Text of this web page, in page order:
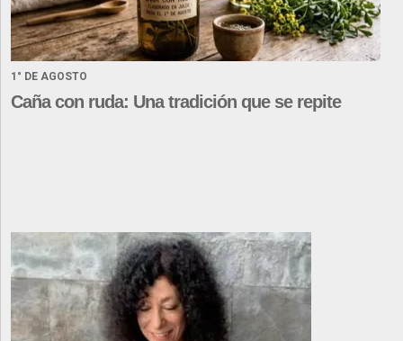
1° DE AGOSTO
Caña con ruda: Una tradición que se repite